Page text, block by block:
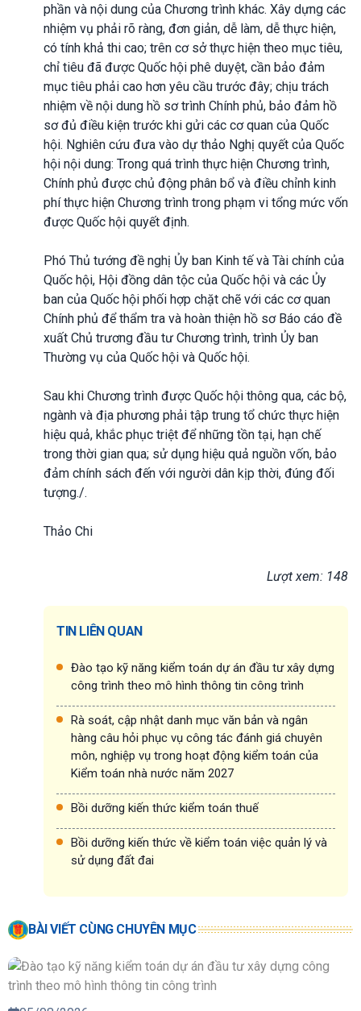
phần và nội dung của Chương trình khác. Xây dựng các
nhiệm vụ phải rõ ràng, đơn giản, dễ làm, dễ thực hiện,
có tính khả thi cao; trên cơ sở thực hiện theo mục tiêu,
chỉ tiêu đã được Quốc hội phê duyệt, cần bảo đảm
mục tiêu phải cao hơn yêu cầu trước đây; chịu trách
nhiệm về nội dung hồ sơ trình Chính phủ, bảo đảm hồ
sơ đủ điều kiện trước khi gửi các cơ quan của Quốc
hội. Nghiên cứu đưa vào dự thảo Nghị quyết của Quốc
hội nội dung: Trong quá trình thực hiện Chương trình,
Chính phủ được chủ động phân bổ và điều chỉnh kinh
phí thực hiện Chương trình trong phạm vi tổng mức vốn
được Quốc hội quyết định.
Phó Thủ tướng đề nghị Ủy ban Kinh tế và Tài chính của
Quốc hội, Hội đồng dân tộc của Quốc hội và các Ủy
ban của Quốc hội phối hợp chặt chẽ với các cơ quan
Chính phủ để thẩm tra và hoàn thiện hồ sơ Báo cáo đề
xuất Chủ trương đầu tư Chương trình, trình Ủy ban
Thường vụ của Quốc hội và Quốc hội.
Sau khi Chương trình được Quốc hội thông qua, các bộ,
ngành và địa phương phải tập trung tổ chức thực hiện
hiệu quả, khắc phục triệt để những tồn tại, hạn chế
trong thời gian qua; sử dụng hiệu quả nguồn vốn, bảo
đảm chính sách đến với người dân kịp thời, đúng đối
tượng./.
Thảo Chi
Lượt xem: 148
TIN LIÊN QUAN
Đào tạo kỹ năng kiểm toán dự án đầu tư xây dựng
công trình theo mô hình thông tin công trình
Rà soát, cập nhật danh mục văn bản và ngân
hàng câu hỏi phục vụ công tác đánh giá chuyên
môn, nghiệp vụ trong hoạt động kiểm toán của
Kiểm toán nhà nước năm 2027
Bồi dưỡng kiến thức kiểm toán thuế
Bồi dưỡng kiến thức về kiểm toán việc quản lý và
sử dụng đất đai
BÀI VIẾT CÙNG CHUYÊN MỤC